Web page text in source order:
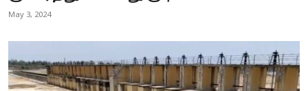
May 3, 2024